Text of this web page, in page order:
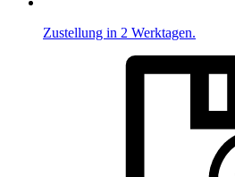
Zustellung in 2 Werktagen.